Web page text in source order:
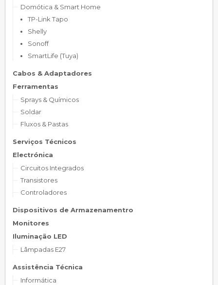
Domótica & Smart Home
TP-Link Tapo
Shelly
Sonoff
SmartLife (Tuya)
Cabos & Adaptadores
Ferramentas
Sprays & Químicos
Soldar
Fluxos & Pastas
Serviços Técnicos
Electrónica
Circuitos Integrados
Transistores
Controladores
Dispositivos de Armazenamentro
Monitores
Iluminação LED
Lâmpadas E27
Assistência Técnica
Informática